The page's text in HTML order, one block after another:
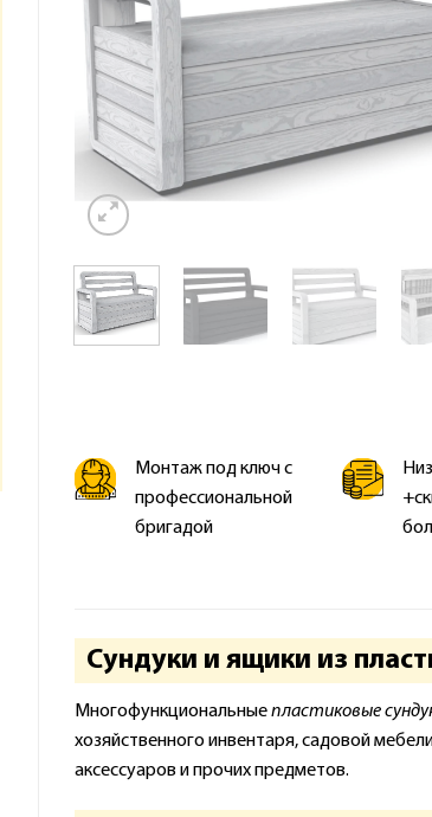
Монтаж под ключ с
профессиональной
бригадой
Сундуки и ящики из
Многофункциональныепластиковые
хозяйственного инвентаря, садовой
аксессуаров и прочих предметов.